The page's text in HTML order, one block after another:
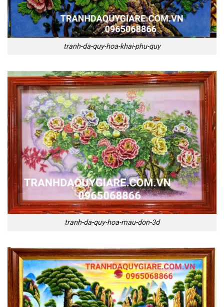
tranh-da-quy-hoa-khai-phu-quy
tranh-da-quy-hoa-mau-don-3d